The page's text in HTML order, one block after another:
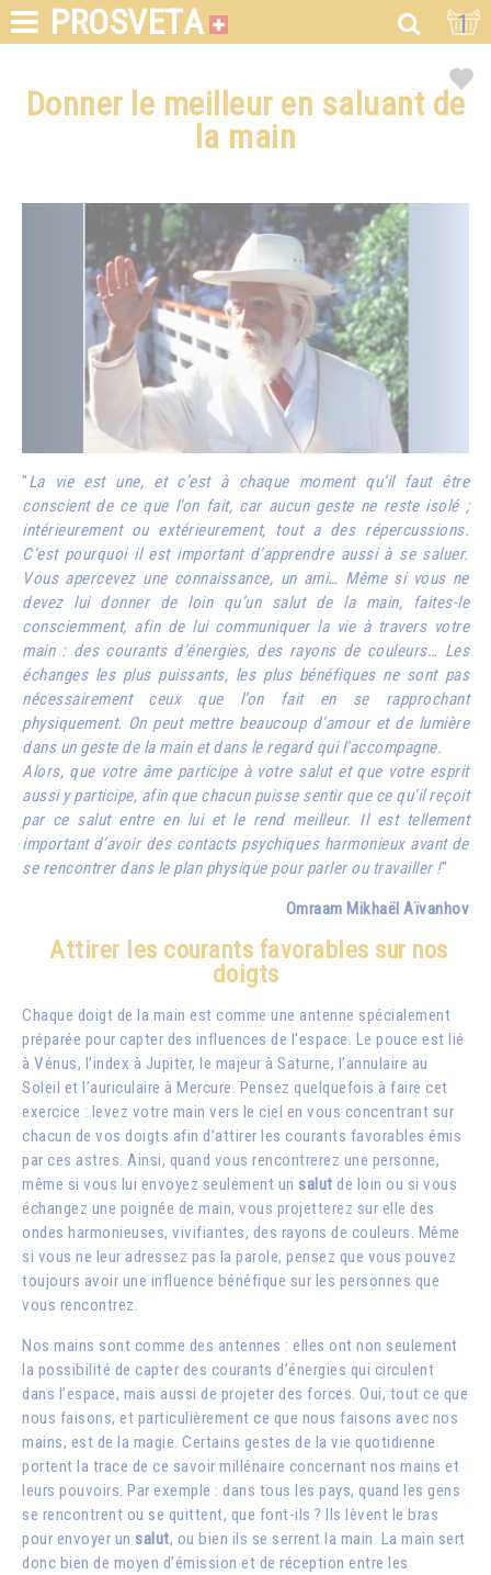
PROSVETA 1
Donner le meilleur en saluant de
la main
"La vie est une, et c’est à chaque moment qu’il faut être
conscient de ce que l’on fait, car aucun geste ne reste isolé ;
intérieurement ou extérieurement, tout a des répercussions.
C’est pourquoi il est important d’apprendre aussi à se saluer.
Vous apercevez une connaissance, un ami… Même si vous ne
devez lui donner de loin qu’un salut de la main, faites-le
consciemment, afin de lui communiquer la vie à travers votre
main : des courants d’énergies, des rayons de couleurs… Les
échanges les plus puissants, les plus bénéfiques ne sont pas
nécessairement ceux que l’on fait en se rapprochant
physiquement. On peut mettre beaucoup d’amour et de lumière
dans un geste de la main et dans le regard qui l’accompagne.
Alors, que votre âme participe à votre salut et que votre esprit
aussi y participe, afin que chacun puisse sentir que ce qu’il reçoit
par ce salut entre en lui et le rend meilleur. Il est tellement
important d’avoir des contacts psychiques harmonieux avant de
se rencontrer dans le plan physique pour parler ou travailler !"
Omraam Mikhaël Aïvanhov
Attirer les courants favorables sur nos
doigts
Chaque doigt de la main est comme une antenne spécialement
préparée pour capter des influences de l’espace. Le pouce est lié
à Vénus, l’index à Jupiter, le majeur à Saturne, l’annulaire au
Soleil et l’auriculaire à Mercure. Pensez quelquefois à faire cet
exercice : levez votre main vers le ciel en vous concentrant sur
chacun de vos doigts afin d’attirer les courants favorables émis
par ces astres. Ainsi, quand vous rencontrerez une personne,
même si vous lui envoyez seulement un salut de loin ou si vous
échangez une poignée de main, vous projetterez sur elle des
ondes harmonieuses, vivifiantes, des rayons de couleurs. Même
si vous ne leur adressez pas la parole, pensez que vous pouvez
toujours avoir une influence bénéfique sur les personnes que
vous rencontrez.
Nos mains sont comme des antennes : elles ont non seulement
la possibilité de capter des courants d’énergies qui circulent
dans l’espace, mais aussi de projeter des forces. Oui, tout ce que
nous faisons, et particulièrement ce que nous faisons avec nos
mains, est de la magie. Certains gestes de la vie quotidienne
portent la trace de ce savoir millénaire concernant nos mains et
leurs pouvoirs. Par exemple : dans tous les pays, quand les gens
se rencontrent ou se quittent, que font-ils ? Ils lèvent le bras
pour envoyer un salut, ou bien ils se serrent la main. La main sert
donc bien de moyen d’émission et de réception entre les